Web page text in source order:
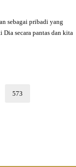
sebagai pribadi yang
secara pantas dan kita
573